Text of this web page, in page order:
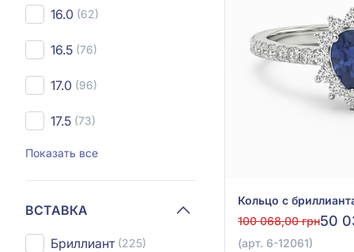
16.0 (62)
16.5 (76)
17.0 (96)
17.5 (73)
Показать все
ВСТАВКА
Бриллиант (225)
100 068,00 грн50
(арт. 6-12061)